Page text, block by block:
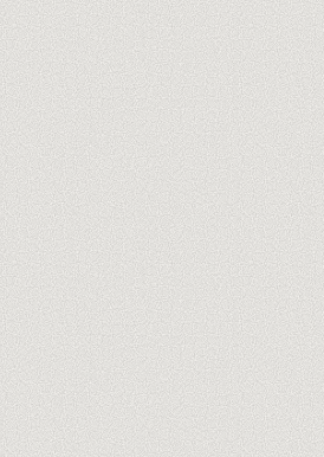
ton@entreprise.com
Pas de spam, jamais.